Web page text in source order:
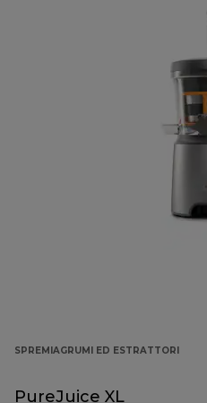
SPREMIAGRUMI ED ESTRATTORI
PureJuice XL